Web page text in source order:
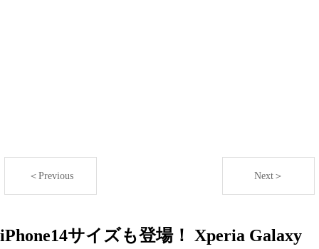
＜Previous Next＞
iPhone14サイズも登場！ Xperia Galaxy